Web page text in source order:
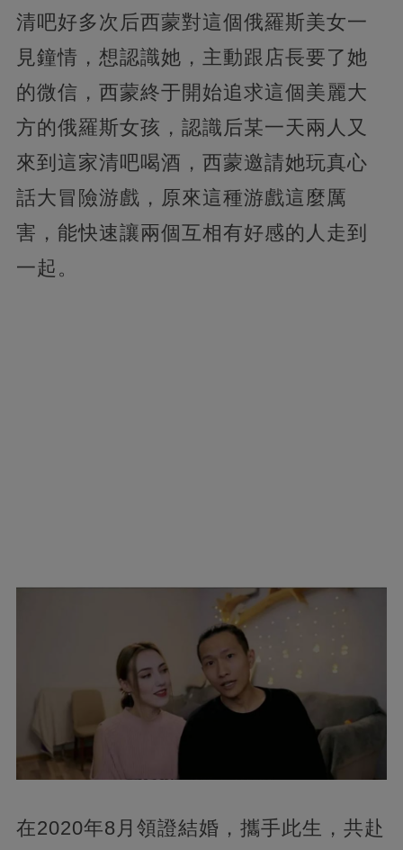
清吧好多次后西蒙對這個俄羅斯美女一
見鐘情，想認識她，主動跟店長要了她
的微信，西蒙終于開始追求這個美麗大
方的俄羅斯女孩，認識后某一天兩人又
來到這家清吧喝酒，西蒙邀請她玩真心
話大冒險游戲，原來這種游戲這麼厲
害，能快速讓兩個互相有好感的人走到
一起。
在2020年8月領證結婚，攜手此生，共赴